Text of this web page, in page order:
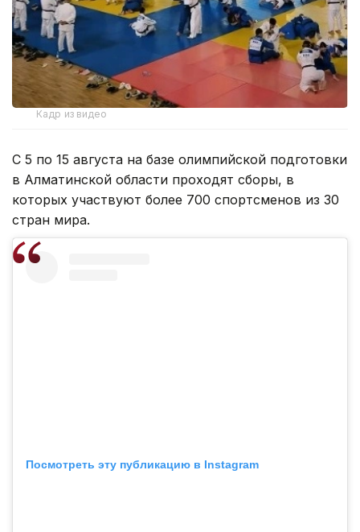
Кадр из видео
С 5 по 15 августа на базе олимпийской подготовки
в Алматинской области проходят сборы, в
которых участвуют более 700 спортсменов из 30
стран мира.
Посмотреть эту публикацию в Instagram